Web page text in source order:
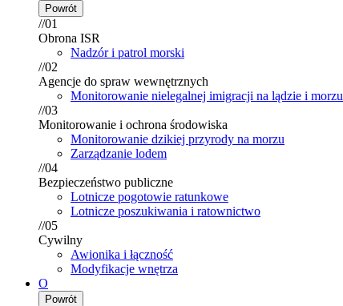
Powrót
//01
Obrona ISR
Nadzór i patrol morski
//02
Agencje do spraw wewnętrznych
Monitorowanie nielegalnej imigracji na lądzie i morzu
//03
Monitorowanie i ochrona środowiska
Monitorowanie dzikiej przyrody na morzu
Zarządzanie lodem
//04
Bezpieczeństwo publiczne
Lotnicze pogotowie ratunkowe
Lotnicze poszukiwania i ratownictwo
//05
Cywilny
Awionika i łączność
Modyfikacje wnętrza
O
Powrót